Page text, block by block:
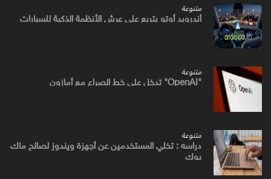
متنوعة
أندرويد أوتو يتربع علي عرش الأنظمة الذكية للسيارات
متنوعة
"OpenAI" تدخل علي خط الصراع مع أمازون
متنوعة
دراسه : تخلي المستخدمين عن أجهزة ويندوز لصالح ماك
بوك